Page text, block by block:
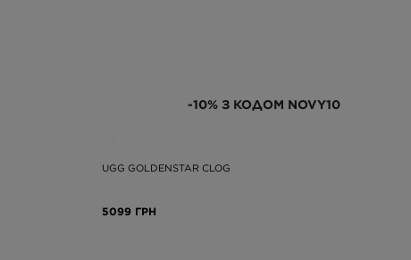
-10% З КОДОМ NOVY10
UGG GOLDENSTAR CLOG
5099 ГРН